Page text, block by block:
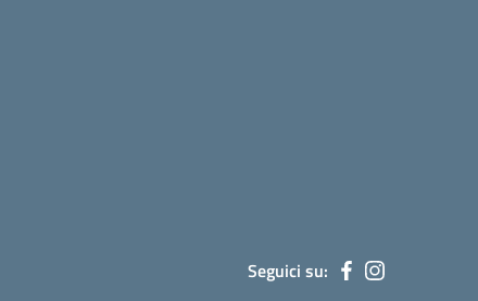
Seguici su: